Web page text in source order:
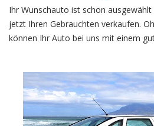
Ihr Wunschauto ist schon
jetzt Ihren Gebrauchten verkaufen.
können Ihr Auto bei uns mit einem
KFZ